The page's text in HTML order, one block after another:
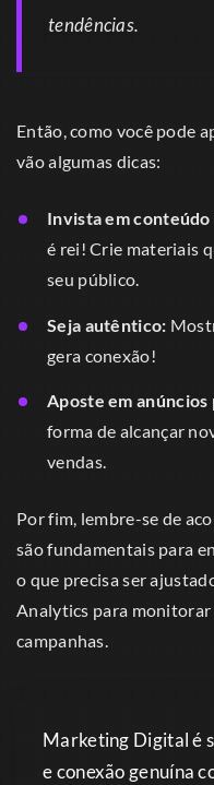
tendências.
Então, como você pode
vão algumas dicas:
Invista em
é rei! Crie materiais
seu público.
Seja autêntico:
gera conexão!
Aposte em anúncios
forma de alcançar
vendas.
Por fim, lembre-se de
são fundamentais para
o que precisa ser
Analytics para monitorar
campanhas.
Marketing Digital é
e conexão genuína